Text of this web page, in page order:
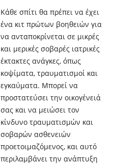
Κάθε σπίτι θα πρέπει να έχει
ένα κιτ πρώτων βοηθειών για
να ανταποκρίνεται σε μικρές
και μερικές σοβαρές ιατρικές
έκτακτες ανάγκες, όπως
κοψίματα, τραυματισμοί και
εγκαύματα. Μπορεί να
προστατεύσει την οικογένειά
σας και να μειώσει τον
κίνδυνο τραυματισμών και
σοβαρών ασθενειών
προετοιμαζόμενος, και αυτό
περιλαμβάνει την ανάπτυξη